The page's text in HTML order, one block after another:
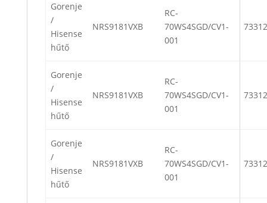
Gorenje
/
Hisense
hűtő
NRS9181VXB
RC-
70WS4SGD/CV1-
001
Gorenje
/
Hisense
hűtő
NRS9181VXB
RC-
70WS4SGD/CV1-
001
Gorenje
/
Hisense
hűtő
NRS9181VXB
RC-
70WS4SGD/CV1-
001